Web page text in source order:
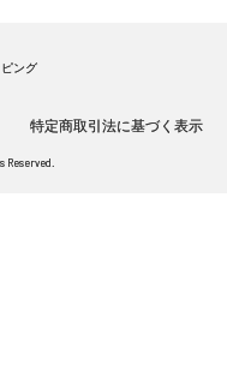
ング
特定商取引法に基づく表示